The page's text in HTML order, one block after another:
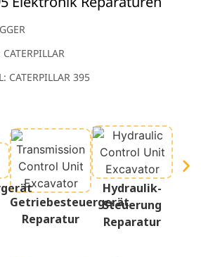
CATERPILLAR 395
Getriebesteuergerät
Reparatur
Hydraulik-
Steuerung
Reparatur